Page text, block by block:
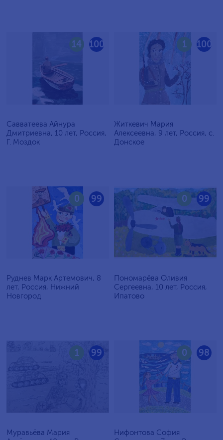
100
14
Савватеева Айнура
Дмитриевна, 10 лет, Россия,
Г. Моздок
100
1
Житкевич Мария
Алексеевна, 9 лет, Россия, c.
Донское
99
0
Руднев Марк Артемович, 8
лет, Россия, Нижний
Новгород
99
0
Пономарёва Оливия
Сергеевна, 10 лет, Россия,
Ипатово
99
1
Муравьёва Мария
98
0
Нифонтова София